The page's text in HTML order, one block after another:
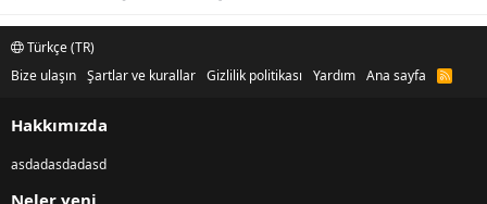
Türkçe (TR)
Bize ulaşın Şartlar ve kurallar Gizlilik politikası Yardım Ana sayfa
R
Hakkımızda
asdadasdadasd